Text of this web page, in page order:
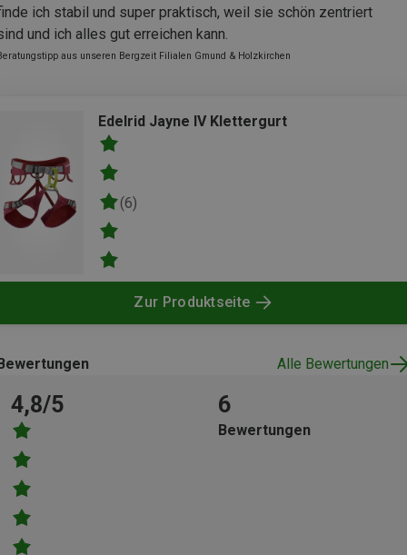
ich stabil und super praktisch, weil sie schön zentriert
und ich alles gut erreichen kann.
aus unseren Bergzeit Filialen Gmund & Holzkirchen
Edelrid Jayne IV Klettergurt
(6)
Zur Produktseite
Alle Bewertungen
4,8/5 6
Bewertungen